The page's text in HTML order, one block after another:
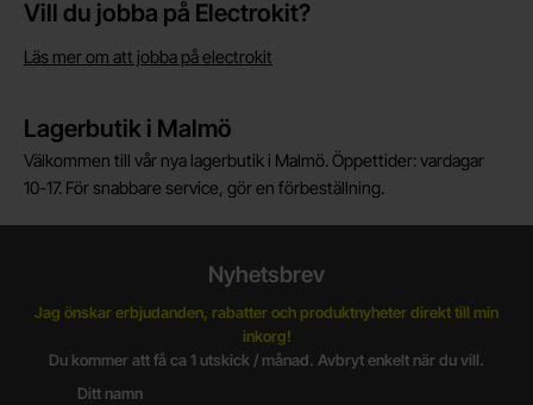
Vill du jobba på Electrokit?
Läs mer om att jobba på electrokit
Lagerbutik i Malmö
Välkommen till vår nya lagerbutik i Malmö. Öppettider: vardagar
10-17. För snabbare service, gör en förbeställning.
Nyhetsbrev
Jag önskar erbjudanden, rabatter och produktnyheter direkt till min
inkorg!
Du kommer att få ca 1 utskick / månad. Avbryt enkelt när du vill.
Ditt namn